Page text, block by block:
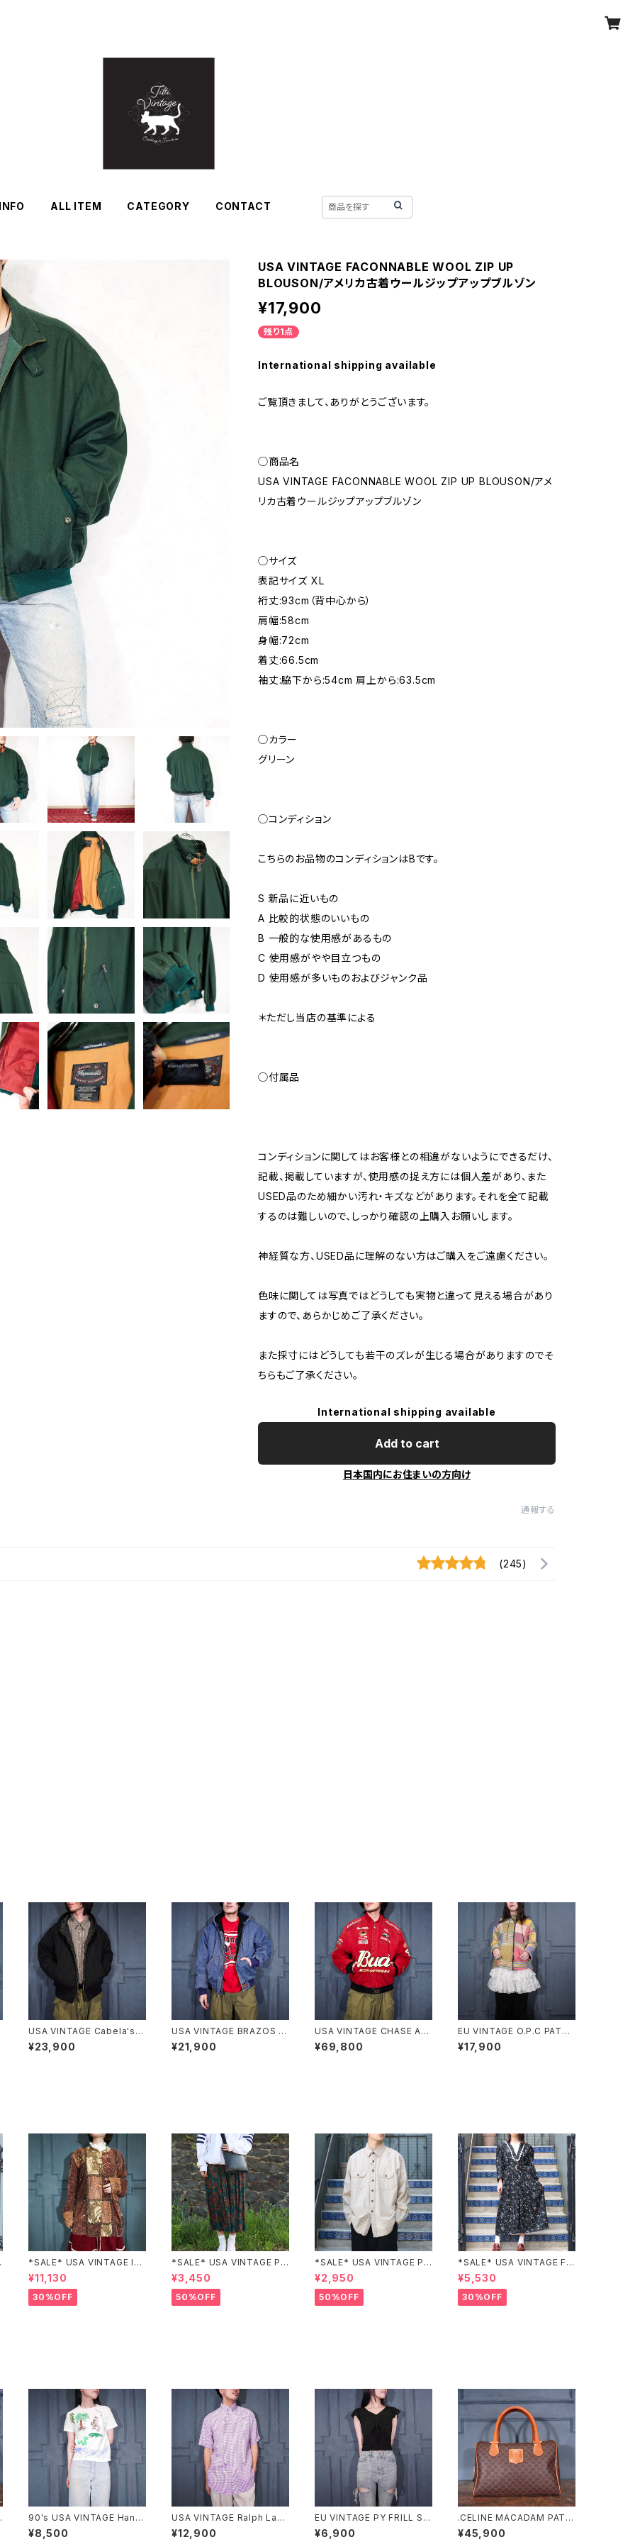
ALL ITEM CATEGORY CONTACT
USA VINTAGE FACONNABLE WOOL ZIP UP
BLOUSON/アメリカ古着ウールジップアップブルゾン
¥17,900
残り1点
International shipping available
ご覧頂きまして、ありがとうございます。
◯商品名
USA VINTAGE FACONNABLE WOOL ZIP UP BLOUSON/アメ
リカ古着ウールジップアップブルゾン
◯サイズ
表記サイズ XL
裄丈:93cm（背中心から）
肩幅:58cm
身幅:72cm
着丈:66.5cm
袖丈:脇下から:54cm 肩上から:63.5cm
◯カラー
グリーン
◯コンディション
こちらのお品物のコンディションはBです。
S 新品に近いもの
A 比較的状態のいいもの
B 一般的な使用感があるもの
C 使用感がやや目立つもの
D 使用感が多いものおよびジャンク品
＊ただし当店の基準による
◯付属品
コンディションに関してはお客様との相違がないようにできるだけ、
記載、掲載していますが、使用感の捉え方には個人差があり、また
USED品のため細かい汚れ・キズなどがあります。それを全て記載
するのは難しいので、しっかり確認の上購入お願いします。
神経質な方、USED品に理解のない方はご購入をご遠慮ください。
色味に関しては写真ではどうしても実物と違って見える場合があり
ますので、あらかじめご了承ください。
また採寸にはどうしても若干のズレが生じる場合がありますのでそ
ちらもご了承ください。
International shipping available
Add to cart
日本国内にお住まいの方向け
通報する
(245)
USA VINTAGE Cabela's P
ADING DESIGN HOODIE Z
IP UP DUCK BLOUSON/ア
¥23,900
USA VINTAGE BRAZOS D
ENIM HOODIE ZIP UP BL
OUSON/アメリカ古着デニム
¥21,900
USA VINTAGE CHASE AU
THENTICS JH DESIGN G
ROUP JEFF HAMILTON B
¥69,800
EU VINTAGE O.P.C PATC
HWORK DESIGN HOODIE
BLOUSON MADE IN NEPA
¥17,900
*SALE* USA VINTAGE Ind
igo moon PATCHWORK E
MBROIDERY DESIGN JAC
KET/アメリカ古着パッチワー
ク刺繍ジャケット
¥11,130
30%OFF
*SALE* USA VINTAGE PAI
SLEY PATTERNED DESIG
N SKIRT/アメリカ古着ペイズ
リー柄デザインスカート
¥3,450
50%OFF
*SALE* USA VINTAGE PO
CKET DESIGN SHIRT/アメ
リカ古着ポケットデザインシャ
ツ
¥2,950
50%OFF
*SALE* USA VINTAGE FL
OWER PATTERNED LACE
COLLAR BELTED ONE PIE
CE/アメリカ古着花柄レース
襟ベルテッドワンピース
¥5,530
30%OFF
90's USA VINTAGE Hane
s ANIMAL HAND DRAWIN
G DESIGN MINI T SHIRT/
¥8,500
USA VINTAGE Ralph Laur
en CHECK PATTERNED H
ORSE EMBROIDERY LINE
¥12,900
EU VINTAGE PY FRILL SL
EEVE SHARING DESIGN H
ALF SLEEVE TOPS MADE
¥6,900
.CELINE MACADAM PATT
ERNED MINI HAND BAG/
オールドセリーヌマカダム柄ミ
¥45,900